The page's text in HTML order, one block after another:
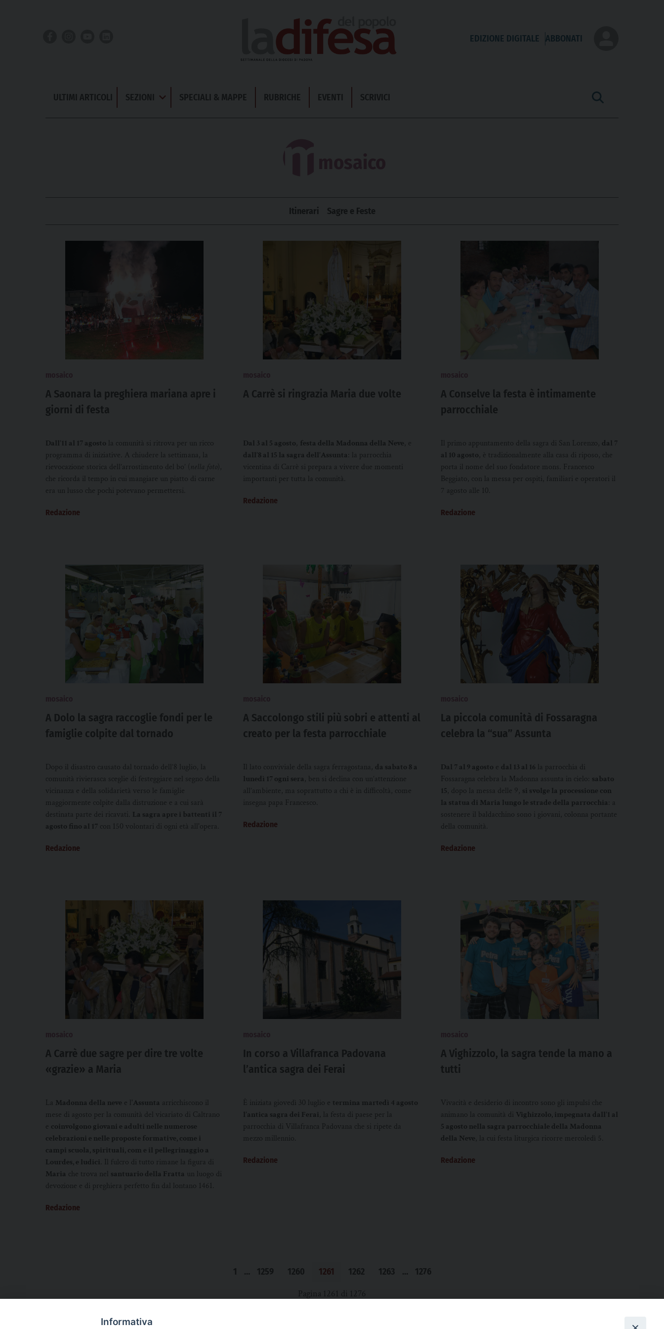
EDIZIONE DIGITALE ABBONATI
ULTIMI ARTICOLI SEZIONI
Apri
Menu
SPECIALI & MAPPE RUBRICHE EVENTI SCRIVICI
Itinerari Sagre e Feste
A Saonara la preghiera mariana apre i
giorni di festa
Dall’11 al 17 agosto la comunità si ritrova per un ricco
programma di iniziative. A chiudere la settimana, la
rievocazione storica dell’arrostimento del bo’ ( nella foto
),
che ricorda il tempo in cui mangiare un piatto di carne
era un lusso che pochi potevano permettersi.
Redazione
A Carrè si ringrazia Maria due volte
Dal 3 al 5 agosto, festa della Madonna della Neve, e
dall’8 al 15 la sagra dell’Assunta : la parrocchia
vicentina di Carrè si prepara a vivere due momenti
importanti per tutta la comunità.
Redazione
A Conselve la festa è intimamente
parrocchiale
Il primo appuntamento della sagra di San Lorenzo, dal 7
al 10 agosto, è tradizionalmente alla casa di riposo, che
porta il nome del suo fondatore mons. Francesco
Beggiato, con la messa per ospiti, familiari e operatori il
7 agosto alle 10.
Redazione
A Dolo la sagra raccoglie fondi per le
famiglie colpite dal tornado
Dopo il disastro causato dal tornado dell’8 luglio, la
comunità rivierasca sceglie di festeggiare nel segno della
vicinanza e della solidarietà verso le famiglie
maggiormente colpite dalla distruzione e a cui sarà
destinata parte dei ricavati. La sagra apre i battenti il 7
agosto fino al 17 con 150 volontari di ogni età all'opera.
Redazione
A Saccolongo stili più sobri e attenti al
creato per la festa parrocchiale
Il lato conviviale della sagra ferragostana, da sabato 8 a
lunedì 17 ogni sera, ben si declina con un’attenzione
all’ambiente, ma soprattutto a chi è in difficoltà, come
insegna papa Francesco.
Redazione
La piccola comunità di Fossaragna
celebra la “sua” Assunta
Dal 7 al 9 agosto e dal 13 al 16 la parrocchia di
Fossaragna celebra la Madonna assunta in cielo: sabato
15, dopo la messa delle 9, si svolge la processione con
la statua di Maria lungo le strade della parrocchia : a
sostenere il baldacchino sono i giovani, colonna portante
della comunità.
Redazione
A Carrè due sagre per dire tre volte
«grazie» a Maria
La Madonna della neve e l'Assunta arricchiscono il
mese di agosto per la comunità del vicariato di Caltrano
e coinvolgono giovani e adulti nelle numerose
celebrazioni e nelle proposte formative, come i
campi scuola, spirituali, com e il pellegrinaggio a
Lourdes, e ludici . Il fulcro di tutto rimane la figura di
Maria che trova nel santuario della Fratta un luogo di
devozione e di preghiera perfetto fin dal lontano 1461.
Redazione
In corso a Villafranca Padovana
l’antica sagra dei Ferai
È iniziata giovedì 30 luglio e termina martedì 4 agosto
l’antica sagra dei Ferai, la festa di paese per la
parrocchia di Villafranca Padovana che si ripete da
mezzo millennio.
Redazione
A Vighizzolo, la sagra tende la mano a
tutti
Vivacità e desiderio di incontro sono gli impulsi che
animano la comunità di Vighizzolo, impegnata dall’1 al
5 agosto nella sagra parrocchiale della Madonna
della Neve, la cui festa liturgica ricorre mercoledì 5.
Redazione
1 … 1259 1260 1261 1262 1263 … 1276
Pagina 1261 di 1276
Informativa